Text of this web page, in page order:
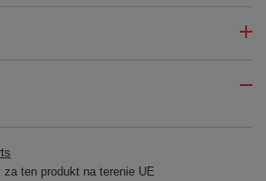
za ten produkt na terenie UE